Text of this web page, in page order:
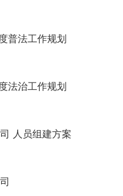
普法工作规划
法治工作规划
人员组建方案